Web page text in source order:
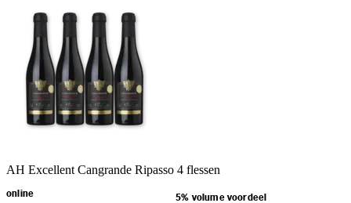
AH Excellent Cangrande Ripasso 4 flessen
online 5% volume voordeel